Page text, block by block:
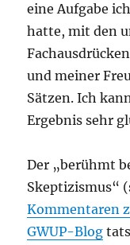
eine Aufgabe
hatte, mit den
und meiner
Sätzen. Ich
Ergebnis sehr
Der „berühmt
Skeptizismus“
Kommentaren
GWUP-Blog